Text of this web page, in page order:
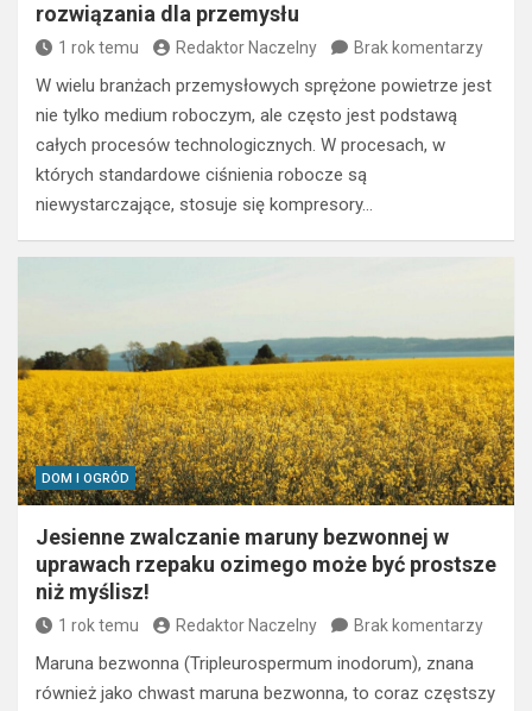
rozwiązania dla przemysłu
1 rok temu Redaktor Naczelny Brak komentarzy
W wielu branżach przemysłowych sprężone powietrze jest
nie tylko medium roboczym, ale często jest podstawą
całych procesów technologicznych. W procesach, w
których standardowe ciśnienia robocze są
niewystarczające, stosuje się kompresory…
DOM I OGRÓD
Jesienne zwalczanie maruny bezwonnej w
uprawach rzepaku ozimego może być prostsze
niż myślisz!
1 rok temu Redaktor Naczelny Brak komentarzy
Maruna bezwonna (Tripleurospermum inodorum), znana
również jako chwast maruna bezwonna, to coraz częstszy